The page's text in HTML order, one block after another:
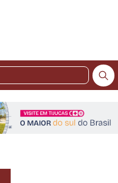
Pesquisar
Blog